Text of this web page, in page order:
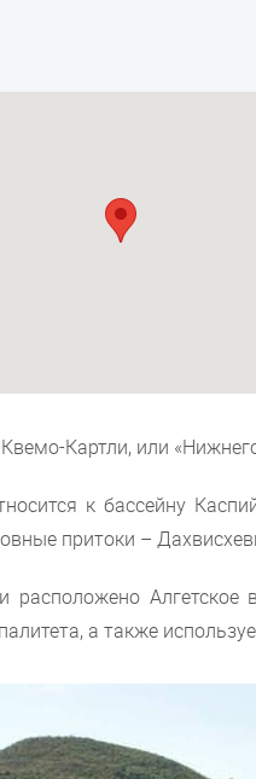
Картли, или
к бассейну
притоки –
расположено
а также